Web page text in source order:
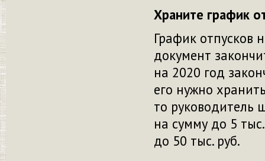
Храните график
График отпусков
документ
на 2020 год
его нужно
то руководитель
на сумму до 5
до 50 тыс. руб.